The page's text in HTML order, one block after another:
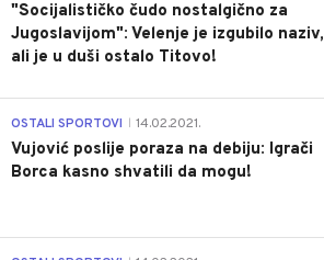
"Socijalističko čudo nostalgično za
Jugoslavijom": Velenje je izgubilo naziv,
ali je u duši ostalo Titovo!
OSTALI SPORTOVI 14.02.2021.
Vujović poslije poraza na debiju: Igrači
Borca kasno shvatili da mogu!